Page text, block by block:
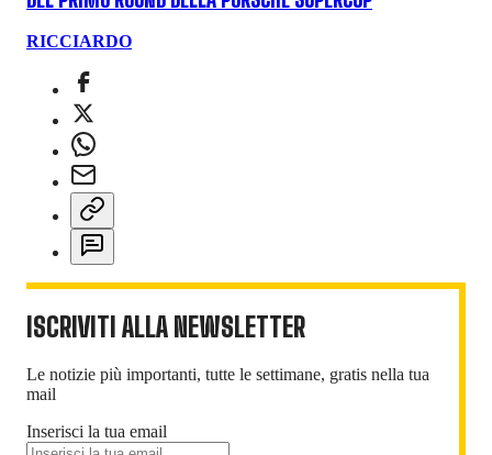
RICCIARDO
ISCRIVITI ALLA NEWSLETTER
Le notizie più importanti, tutte le settimane, gratis nella tua
mail
Inserisci la tua email